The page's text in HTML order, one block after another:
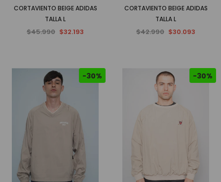
CORTAVIENTO BEIGE ADIDAS
TALLA L
$45.990 $32.193
CORTAVIENTO BEIGE ADIDAS
TALLA L
$42.990 $30.093
-30% -30%